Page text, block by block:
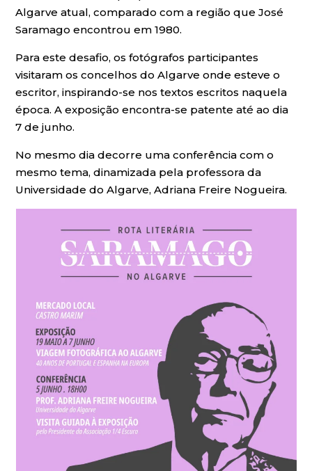
Algarve atual, comparado com a região que José
Saramago encontrou em 1980.
Para este desafio, os fotógrafos participantes
visitaram os concelhos do Algarve onde esteve o
escritor, inspirando-se nos textos escritos naquela
época. A exposição encontra-se patente até ao dia
7 de junho.
No mesmo dia decorre uma conferência com o
mesmo tema, dinamizada pela professora da
Universidade do Algarve, Adriana Freire Nogueira.